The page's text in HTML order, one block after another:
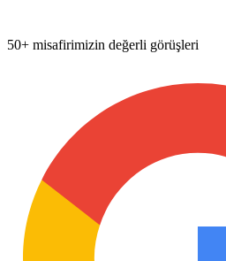
50+ misafirimizin değerli görüşleri